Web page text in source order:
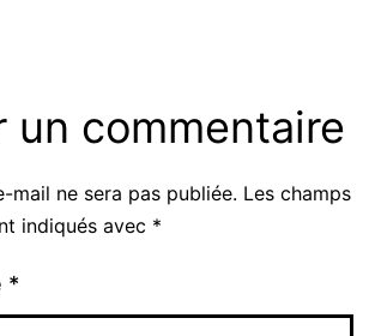
un commentaire
mail ne sera pas publiée. Les champs
indiqués avec *
*